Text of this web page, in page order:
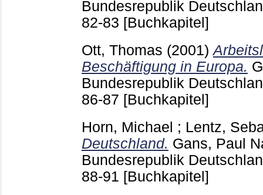
Bundesrepublik
82-83 [Buchkapitel]
Ott, Thomas (2001)
Beschäftigung in Europa.
Bundesrepublik
86-87 [Buchkapitel]
Horn, Michael ; Lentz,
Deutschland. Gans, Paul
Bundesrepublik
88-91 [Buchkapitel]